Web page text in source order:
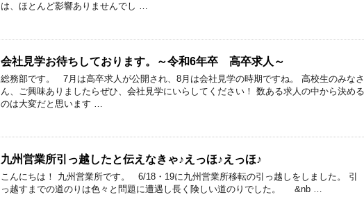
は、ほとんど影響ありませんでし …
会社見学お待ちしております。～令和6年卒 高卒求人～
総務部です。 7月は高卒求人が公開され、8月は会社見学の時期ですね。 高校生のみなさ
ん、ご興味ありましたらぜひ、会社見学にいらしてください！ 数ある求人の中から決める
のは大変だと思います …
九州営業所引っ越したと伝えなきゃ♪えっほ♪えっほ♪
こんにちは！ 九州営業所です。 6/18・19に九州営業所移転の引っ越しをしました。 引
っ越すまでの道のりは色々と問題に遭遇し長く険しい道のりでした。 &nb …